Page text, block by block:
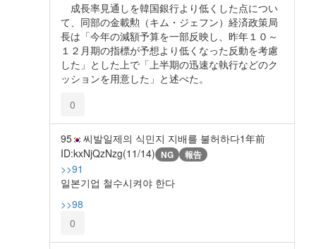
成長率見通しを韓国銀行より低くした点につい
て、同部の金載勲（キム・ジェフン）経済政策局
長は「今年の減額予算を一部反映し、昨年１０～
１２月期の指標が予想より低くなった反動を考慮
した」とした上で「上半期の迅速な執行などのク
ッションを用意した」と述べた。
0
95 씨발일제의 식민지 지배를 불허하다1年前
ID:kxNjQzNzg(11/14) NG 報告
>>91
일본기업 철수시켜야 한다
>>98
0